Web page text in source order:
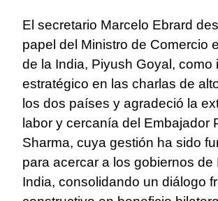
El secretario Marcelo Ebrard
papel del Ministro de Comercio
de la India, Piyush Goyal, como
estratégico en las charlas de
los dos países y agradeció la
labor y cercanía del Embajador
Sharma, cuya gestión ha sido
para acercar a los gobiernos de
India, consolidando un diálogo